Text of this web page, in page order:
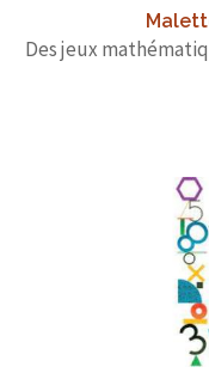
Des jeux